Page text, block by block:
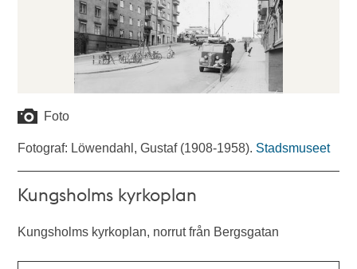
Foto
Fotograf: Löwendahl, Gustaf (1908-1958). Stadsmuseet
Kungsholms kyrkoplan
Kungsholms kyrkoplan, norrut från Bergsgatan